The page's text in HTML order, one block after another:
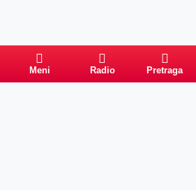
Meni Radio Pretraga